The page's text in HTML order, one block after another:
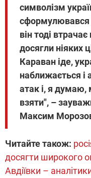
символізм
сформулювався
він тоді
досягли ніяких
Караван іде,
наближається і
атак і, я
взяти", –
Максим
Читайте також:
досягти широкого
Авдіївки –